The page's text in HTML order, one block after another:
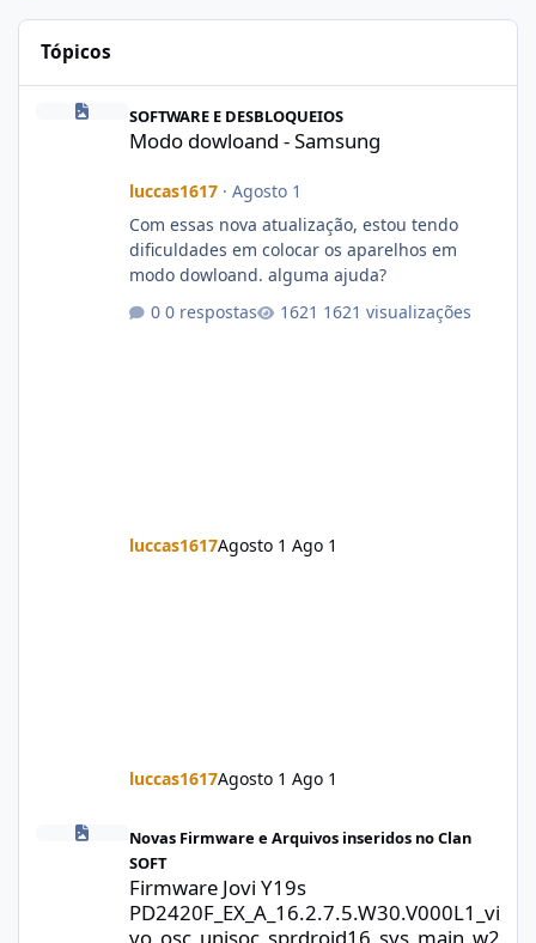
Tópicos
SOFTWARE E DESBLOQUEIOS
Modo dowloand - Samsung
luccas1617· Agosto 1
Com essas nova atualização, estou tendo
dificuldades em colocar os aparelhos em
modo dowloand. alguma ajuda?
0 respostas
1621 visualizações
luccas1617Agosto 1 Ago 1
luccas1617Agosto 1 Ago 1
Firmware Jovi Y19s
Novas Firmware e Arquivos inseridos no Clan
SOFT
Firmware Jovi Y19s
PD2420F_EX_A_16.2.7.5.W30.V000L1_vi